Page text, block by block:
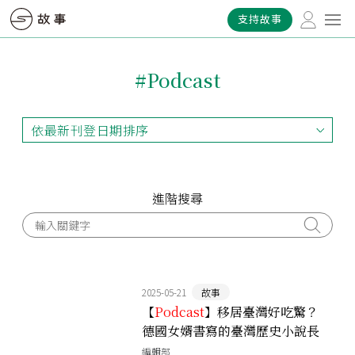
支持故事
#Podcast
依最新刊登日期排序
依最新刊登日期排序
進階搜尋
2025-05-21 故事
【Podcast】移居臺灣好吃驚？
德國女婿書寫的臺灣歷史小說長
怎樣
編輯部